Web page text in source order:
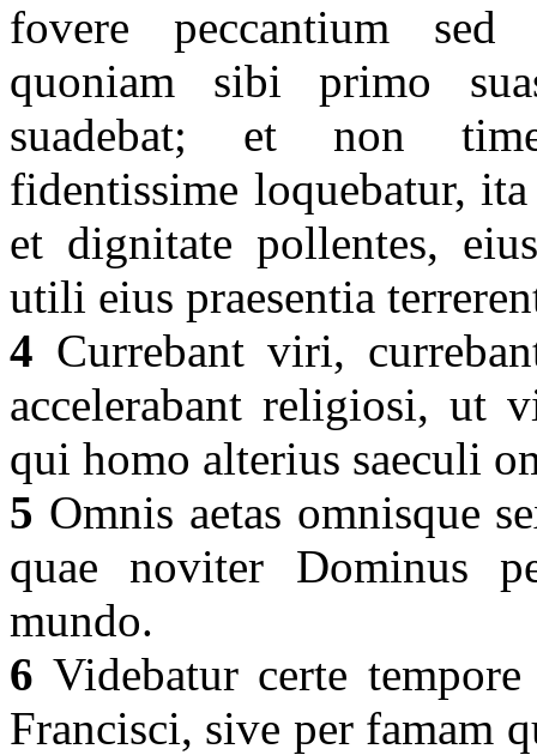
fovere peccantium sed
quoniam sibi primo
suadebat; et non
fidentissime loquebatur,
et dignitate pollentes,
utili eius praesentia
4 Currebant viri,
accelerabant religiosi, ut
qui homo alterius saeculi
5 Omnis aetas omnisque
quae noviter Dominus
mundo.
6 Videbatur certe
Francisci, sive per famam